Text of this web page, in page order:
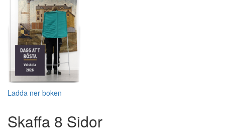
Ladda ner boken
Skaffa 8 Sidor